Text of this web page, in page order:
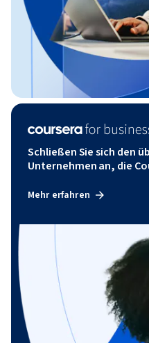
Schließen Sie sich den
Unternehmen an, die
Mehr erfahren